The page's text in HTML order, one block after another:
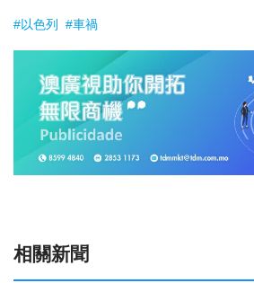
#以色列 #車禍
相關新聞